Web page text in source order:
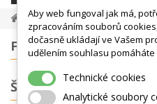
Překážkové Dráhy
FILTROVÁNÍ
ŠTÍTKY
Aby web fungoval jak má,
zpracováním souborů
dočasně ukládají ve Vašem
udělením souhlasu
Technické cookies
Analytické soubory